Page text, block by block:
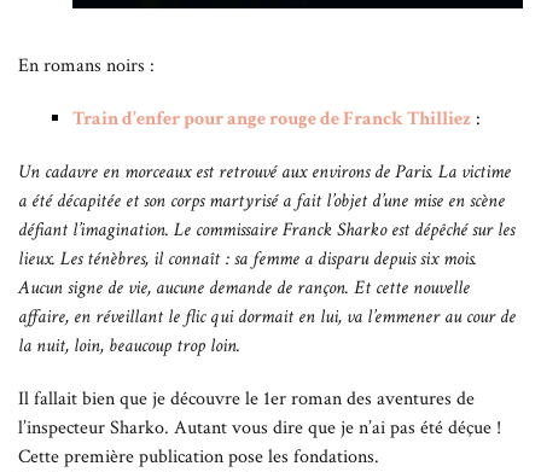
En romans noirs :
Train d’enfer pour ange rouge de Franck Thilliez :
Un cadavre en morceaux est retrouvé aux environs de Paris. La victime
a été décapitée et son corps martyrisé a fait l’objet d’une mise en scène
défiant l’imagination. Le commissaire Franck Sharko est dépêché sur les
lieux. Les ténèbres, il connaît : sa femme a disparu depuis six mois.
Aucun signe de vie, aucune demande de rançon. Et cette nouvelle
affaire, en réveillant le flic qui dormait en lui, va l’emmener au cour de
la nuit, loin, beaucoup trop loin.
Il fallait bien que je découvre le 1er roman des aventures de
l’inspecteur Sharko. Autant vous dire que je n’ai pas été déçue !
Cette première publication pose les fondations.